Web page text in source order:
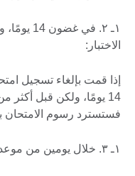
۱ـ ۲. في
الاختبار:
14 يومًا، ولكن قبل
فستسترد رسوم الامتحان بنسبة 50٪ من
۱ـ ۳. خلال يومين من موعد الاختبار: